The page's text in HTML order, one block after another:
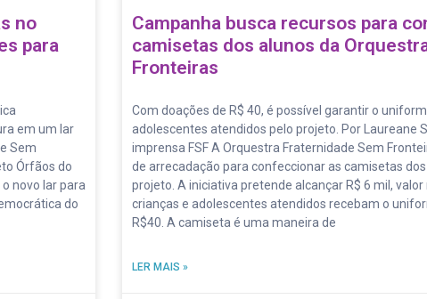
no
para
em um lar
Sem
Órfãos do
novo lar para
do
Campanha busca recursos para
camisetas dos alunos da
Fronteiras
Com doações de R$ 40, é possível garantir o
adolescentes atendidos pelo projeto. Por Laureane
imprensa FSF A Orquestra Fraternidade Sem
de arrecadação para confeccionar as camisetas
projeto. A iniciativa pretende alcançar R$ 6 mil,
crianças e adolescentes atendidos recebam o
R$40. A camiseta é uma maneira de
LER MAIS »